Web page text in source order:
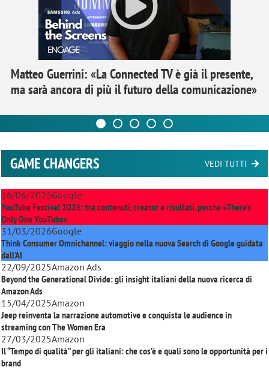
Matteo Guerrini: «La Connected TV è già il presente,
ma sarà ancora di più il futuro della comunicazione»
GAME CHANGERS VEDI TUTTI
16/06/2026Google
YouTube Festival 2026: tra contenuti, creator e risultati, perché «There’s
Only One YouTube»
31/03/2026Google
Think Consumer Omnichannel: viaggio nella nuova Search di Google guidata
dall'AI
22/09/2025Amazon Ads
Beyond the Generational Divide: gli insight italiani della nuova ricerca di
Amazon Ads
15/04/2025Amazon
Jeep reinventa la narrazione automotive e conquista le audience in
streaming conThe Women Era
27/03/2025Amazon
Il “Tempo di qualità” per gli italiani: che cos’è e quali sono le opportunità per i
brand